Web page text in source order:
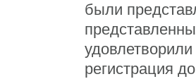
были
удовлетворили
регистрация